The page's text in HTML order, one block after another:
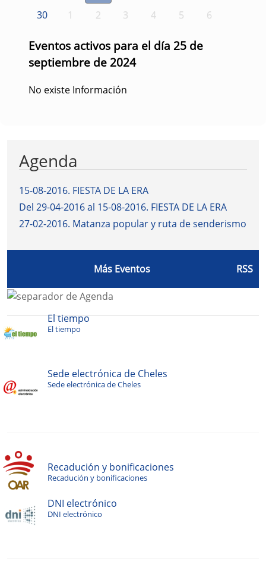
30
1 2 3 4 5 6
Eventos activos para el día 25 de
septiembre de 2024
No existe Información
Agenda
15-08-2016. FIESTA DE LA ERA
Del 29-04-2016 al 15-08-2016. FIESTA DE LA ERA
27-02-2016. Matanza popular y ruta de senderismo
Más Eventos RSS
El tiempo
El tiempo
Sede electrónica de Cheles
Sede electrónica de Cheles
Recadución y bonificaciones
Recadución y bonificaciones
DNI electrónico
DNI electrónico